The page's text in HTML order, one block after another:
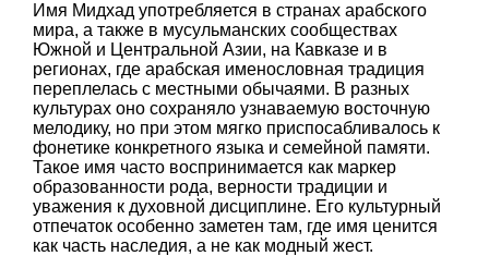
Имя Мидхад употребляется в странах арабского
мира, а также в мусульманских сообществах
Южной и Центральной Азии, на Кавказе и в
регионах, где арабская именословная традиция
переплелась с местными обычаями. В разных
культурах оно сохраняло узнаваемую восточную
мелодику, но при этом мягко приспосабливалось к
фонетике конкретного языка и семейной памяти.
Такое имя часто воспринимается как маркер
образованности рода, верности традиции и
уважения к духовной дисциплине. Его культурный
отпечаток особенно заметен там, где имя ценится
как часть наследия, а не как модный жест.